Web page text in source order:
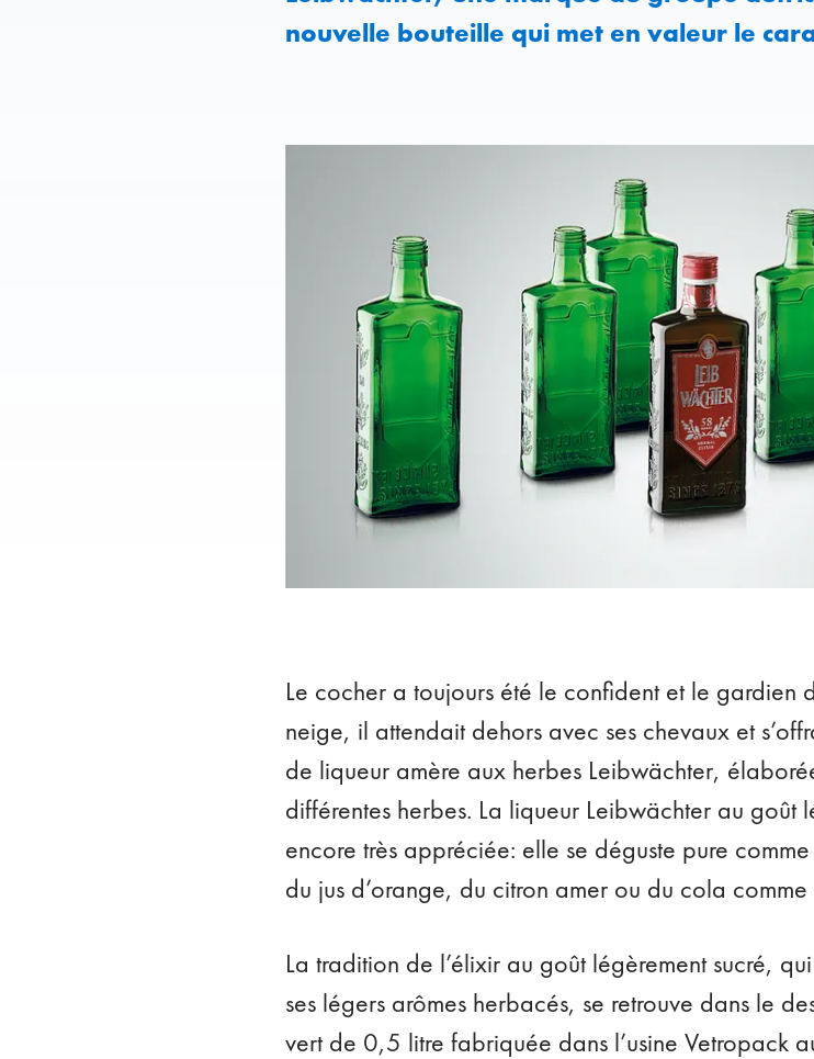
nouvelle bouteille qui met en valeur le
Le cocher a toujours été le confident et le gardien
neige, il attendait dehors avec ses chevaux et
de liqueur amère aux herbes Leibwächter,
différentes herbes. La liqueur Leibwächter au goût
encore très appréciée: elle se déguste pure
du jus d’orange, du citron amer ou du cola
La tradition de l’élixir au goût légèrement sucré,
ses légers arômes herbacés, se retrouve dans le
vert de 0,5 litre fabriquée dans l’usine Vetropack